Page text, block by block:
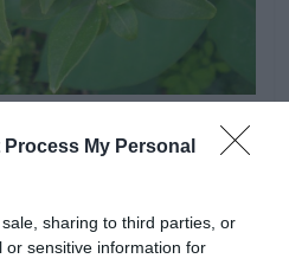
Process My Personal
sharing to third parties, or
or sensitive information for
orgánica, con ph neutro,
es necesario su cultivo en
para correcta maduración de